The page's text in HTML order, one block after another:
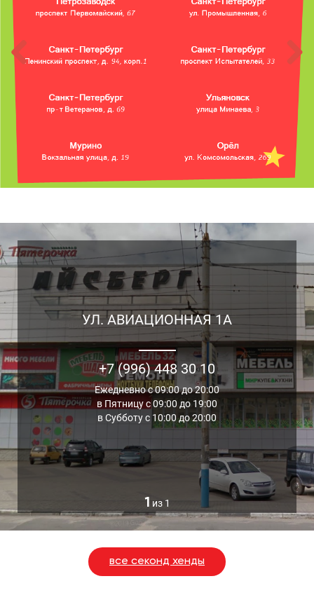
1 из 1
УЛ. АВИАЦИОННАЯ 1А
+7 (996) 448 30 10
Ежедневно с 09:00 до 20:00
в Пятницу с 09:00 до 19:00
в Субботу с 10:00 до 20:00
все секонд хенды